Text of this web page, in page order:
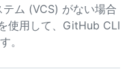
ム (VCS) がない場合
使用して、GitHub CLI
。